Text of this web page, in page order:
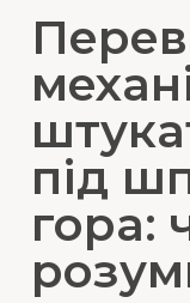
під
гора: